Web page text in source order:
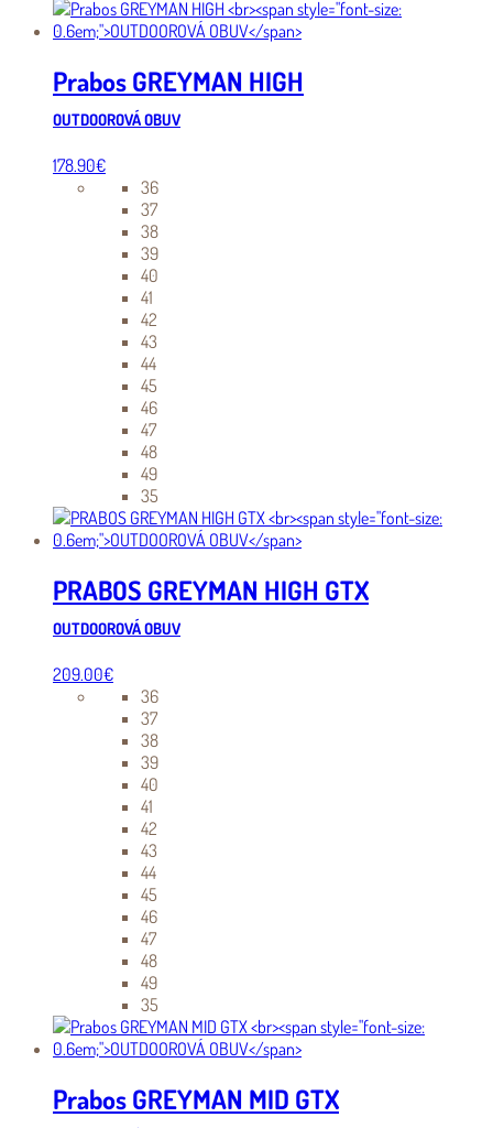
Prabos GREYMAN HIGH
OUTDOOROVÁ OBUV
178.90€
36
37
38
39
40
41
42
43
44
45
46
47
48
49
35
PRABOS GREYMAN HIGH GTX
OUTDOOROVÁ OBUV
209.00€
36
37
38
39
40
41
42
43
44
45
46
47
48
49
35
Prabos GREYMAN MID GTX